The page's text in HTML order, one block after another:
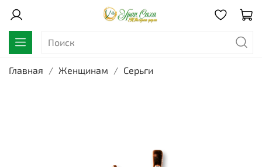
Главная Женщинам Серьги